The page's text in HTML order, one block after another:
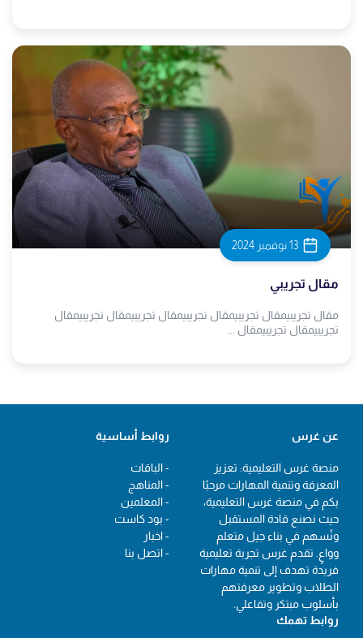
13 نوفمبر 2024
مقال تجريبي
مقال تجريبيمقال تجريبيمقال تجريبيمقال تجريبيمقال تجريبيمقال
تجريبيمقال تجريبيمقال ...
عن غرس
منصة غرس التعليمية: تعزيز
المعرفة وتنمية المهارات مرحبًا
بكم في منصة غرس التعليمية،
حيث نصنع قادة المستقبل
ونُسهم في بناء جيل متعلم
وواعٍ. تقدم غرس تجربة تعليمية
فريدة تهدف إلى تنمية مهارات
الطلاب وتطوير معرفتهم
بأسلوب مبتكر وتفاعلي.
روابط أساسية
- الباقات
- المناهج
- المعلمين
- بود كاست
- اخبار
- اتصل بنا
روابط تهمك